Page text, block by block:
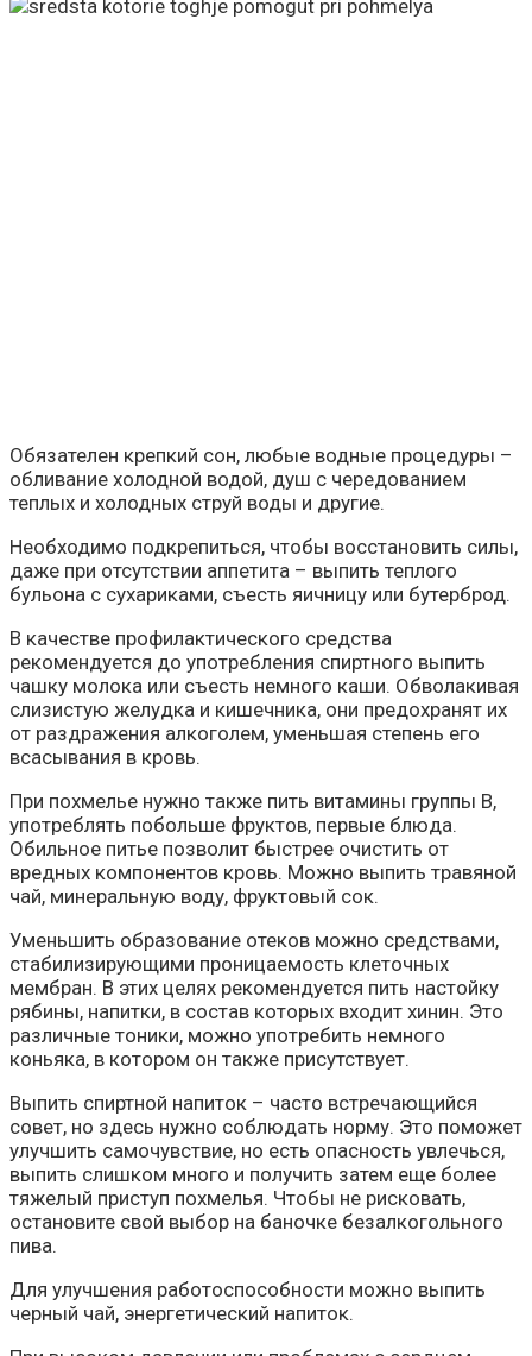
Обязателен крепкий сон, любые водные процедуры –
обливание холодной водой, душ с чередованием
теплых и холодных струй воды и другие.
Необходимо подкрепиться, чтобы восстановить силы,
даже при отсутствии аппетита – выпить теплого
бульона с сухариками, съесть яичницу или бутерброд.
В качестве профилактического средства
рекомендуется до употребления спиртного выпить
чашку молока или съесть немного каши. Обволакивая
слизистую желудка и кишечника, они предохранят их
от раздражения алкоголем, уменьшая степень его
всасывания в кровь.
При похмелье нужно также пить витамины группы В,
употреблять побольше фруктов, первые блюда.
Обильное питье позволит быстрее очистить от
вредных компонентов кровь. Можно выпить травяной
чай, минеральную воду, фруктовый сок.
Уменьшить образование отеков можно средствами,
стабилизирующими проницаемость клеточных
мембран. В этих целях рекомендуется пить настойку
рябины, напитки, в состав которых входит хинин. Это
различные тоники, можно употребить немного
коньяка, в котором он также присутствует.
Выпить спиртной напиток – часто встречающийся
совет, но здесь нужно соблюдать норму. Это поможет
улучшить самочувствие, но есть опасность увлечься,
выпить слишком много и получить затем еще более
тяжелый приступ похмелья. Чтобы не рисковать,
остановите свой выбор на баночке безалкогольного
пива.
Для улучшения работоспособности можно выпить
черный чай, энергетический напиток.